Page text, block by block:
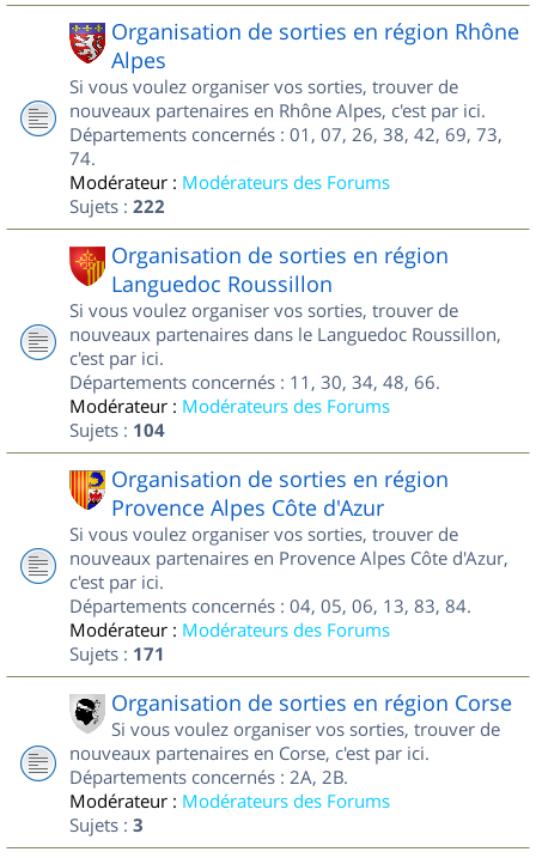
Organisation de sorties en région Rhône
Alpes
Si vous voulez organiser vos sorties, trouver de
nouveaux partenaires en Rhône Alpes, c'est par ici.
Départements concernés : 01, 07, 26, 38, 42, 69, 73,
74.
Modérateur : Modérateurs des Forums
Sujets : 222
Organisation de sorties en région
Languedoc Roussillon
Si vous voulez organiser vos sorties, trouver de
nouveaux partenaires dans le Languedoc Roussillon,
c'est par ici.
Départements concernés : 11, 30, 34, 48, 66.
Modérateur : Modérateurs des Forums
Sujets : 104
Organisation de sorties en région
Provence Alpes Côte d'Azur
Si vous voulez organiser vos sorties, trouver de
nouveaux partenaires en Provence Alpes Côte d'Azur,
c'est par ici.
Départements concernés : 04, 05, 06, 13, 83, 84.
Modérateur : Modérateurs des Forums
Sujets : 171
Organisation de sorties en région Corse
Si vous voulez organiser vos sorties, trouver de
nouveaux partenaires en Corse, c'est par ici.
Départements concernés : 2A, 2B.
Modérateur : Modérateurs des Forums
Sujets : 3